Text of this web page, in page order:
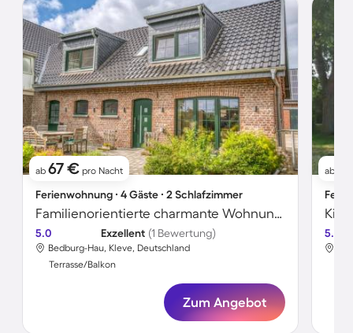
ab 67 € pro Nacht
Ferienwohnung ∙ 4 Gäste ∙ 2 Schlafzimmer
Familienorientierte charmante Wohnung mit Grill, Terrasse und Garten | Gartenblick
5.0 Exzellent (1 Bewertung)
Bedburg-Hau, Kleve, Deutschland
Terrasse/Balkon
Zum Angebot
ab
5.0